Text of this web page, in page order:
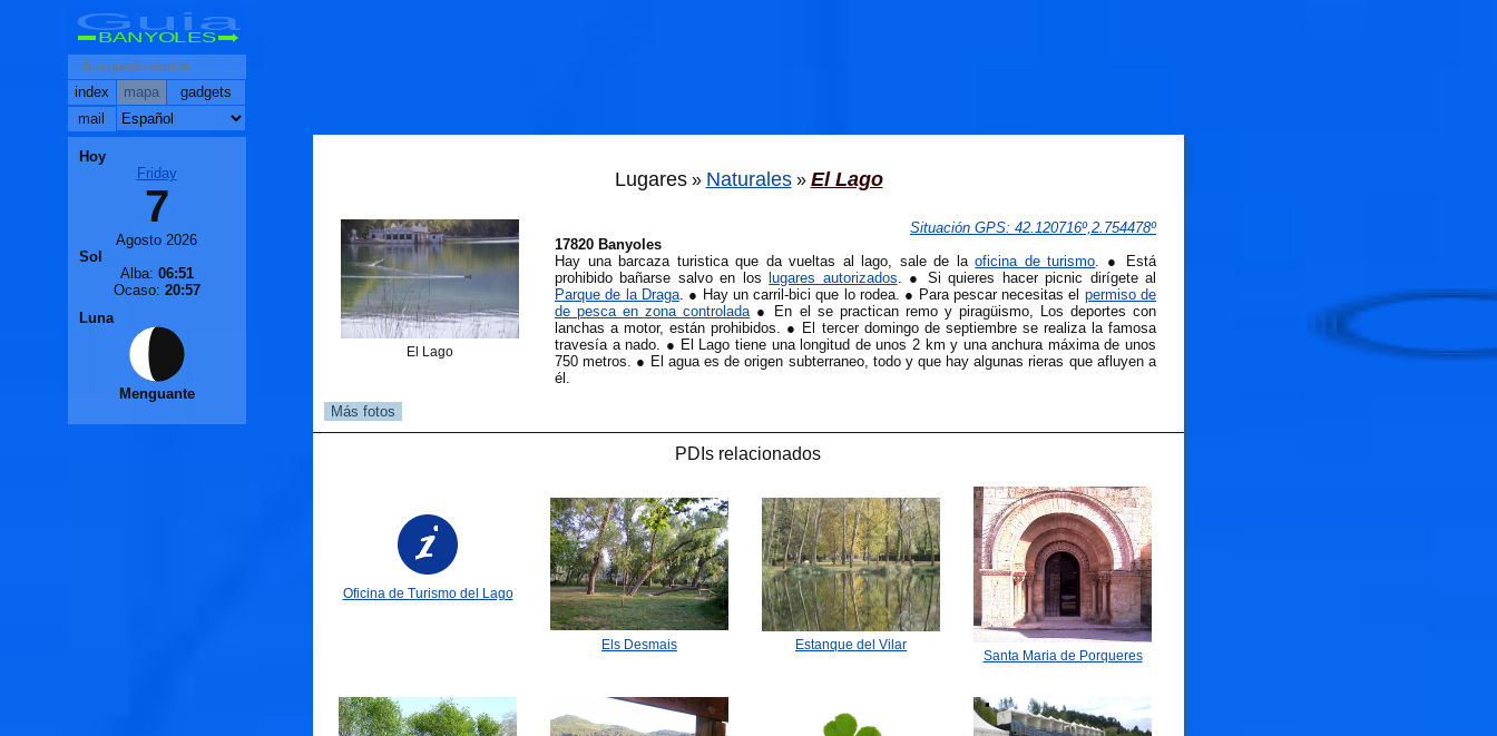
Lugares» Naturales» El Lago
El Lago
Situación GPS: 42.120716º,2.754478º
17820 Banyoles
Hay una barcaza turistica que da vueltas al lago, sale de laoficina de turismo. ● Está
prohibido bañarse salvo en los
lugares autorizados. ● Si quieres hacer picnic dirígete al
Parque de la Draga. ● Hay un carril-bici que lo rodea. ● Para pescar necesitas el permiso de
de pesca en zona controlada● En el se practican remo y piragüismo, Los deportes con
lanchas a motor, están prohibidos. ● El tercer domingo de septiembre se realiza la famosa
travesía a nado. ● El Lago tiene una longitud de unos 2 km y una anchura máxima de unos
750 metros. ● El agua es de origen subterraneo, todo y que hay algunas rieras que afluyen a
él.
Más fotos
Vista desde el puig de Sant
Martirià
'Pesqueres' Paseo Darder Piragüistas
PDIs relacionados
Oficina de Turismo del Lago
Els Desmais Estanque del Vilar
Santa Maria de Porqueres
Guia
BANYOLES
index mapa
gadgets
mail
Hoy
Friday
7
Agosto 2026
Sol
Alba: 06:51
Ocaso: 20:57
Luna
Menguante
🐟
🐟
🐟
🐟